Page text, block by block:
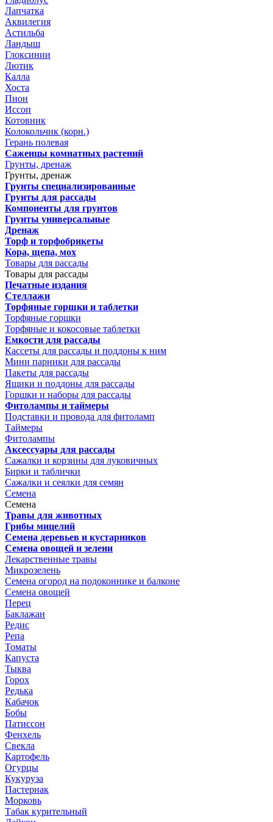
Лапчатка
Аквилегия
Астильба
Ландыш
Глоксинии
Лютик
Калла
Хоста
Пион
Иссоп
Котовник
Колокольчик (корн.)
Герань полевая
Саженцы комнатных растений
Грунты, дренаж
Грунты, дренаж
Грунты специализированные
Грунты для рассады
Компоненты для грунтов
Грунты универсальные
Дренаж
Торф и торфобрикеты
Кора, щепа, мох
Товары для рассады
Товары для рассады
Печатные издания
Стеллажи
Торфяные горшки и таблетки
Торфяные горшки
Торфяные и кокосовые таблетки
Емкости для рассады
Кассеты для рассады и поддоны к ним
Мини парники для рассады
Пакеты для рассады
Ящики и поддоны для рассады
Горшки и наборы для рассады
Фитолампы и таймеры
Подставки и провода для фитоламп
Таймеры
Фитолампы
Аксессуары для рассады
Сажалки и корзины для луковичных
Бирки и таблички
Сажалки и сеялки для семян
Семена
Семена
Травы для животных
Грибы мицелий
Семена деревьев и кустарников
Семена овощей и зелени
Лекарственные травы
Микрозелень
Семена огород на подоконнике и балконе
Семена овощей
Перец
Баклажан
Редис
Репа
Томаты
Капуста
Тыква
Горох
Редька
Кабачок
Бобы
Патиссон
Фенхель
Свекла
Картофель
Огурцы
Кукуруза
Пастернак
Морковь
Табак курительный